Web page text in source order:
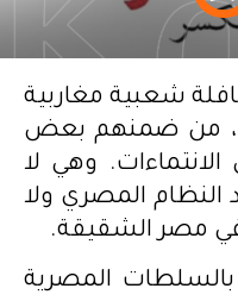
شعبية مغاربية
من ضمنهم بعض
الانتماءات. وهي لا
المصري ولا
في مصر الشقيقة.
المصرية